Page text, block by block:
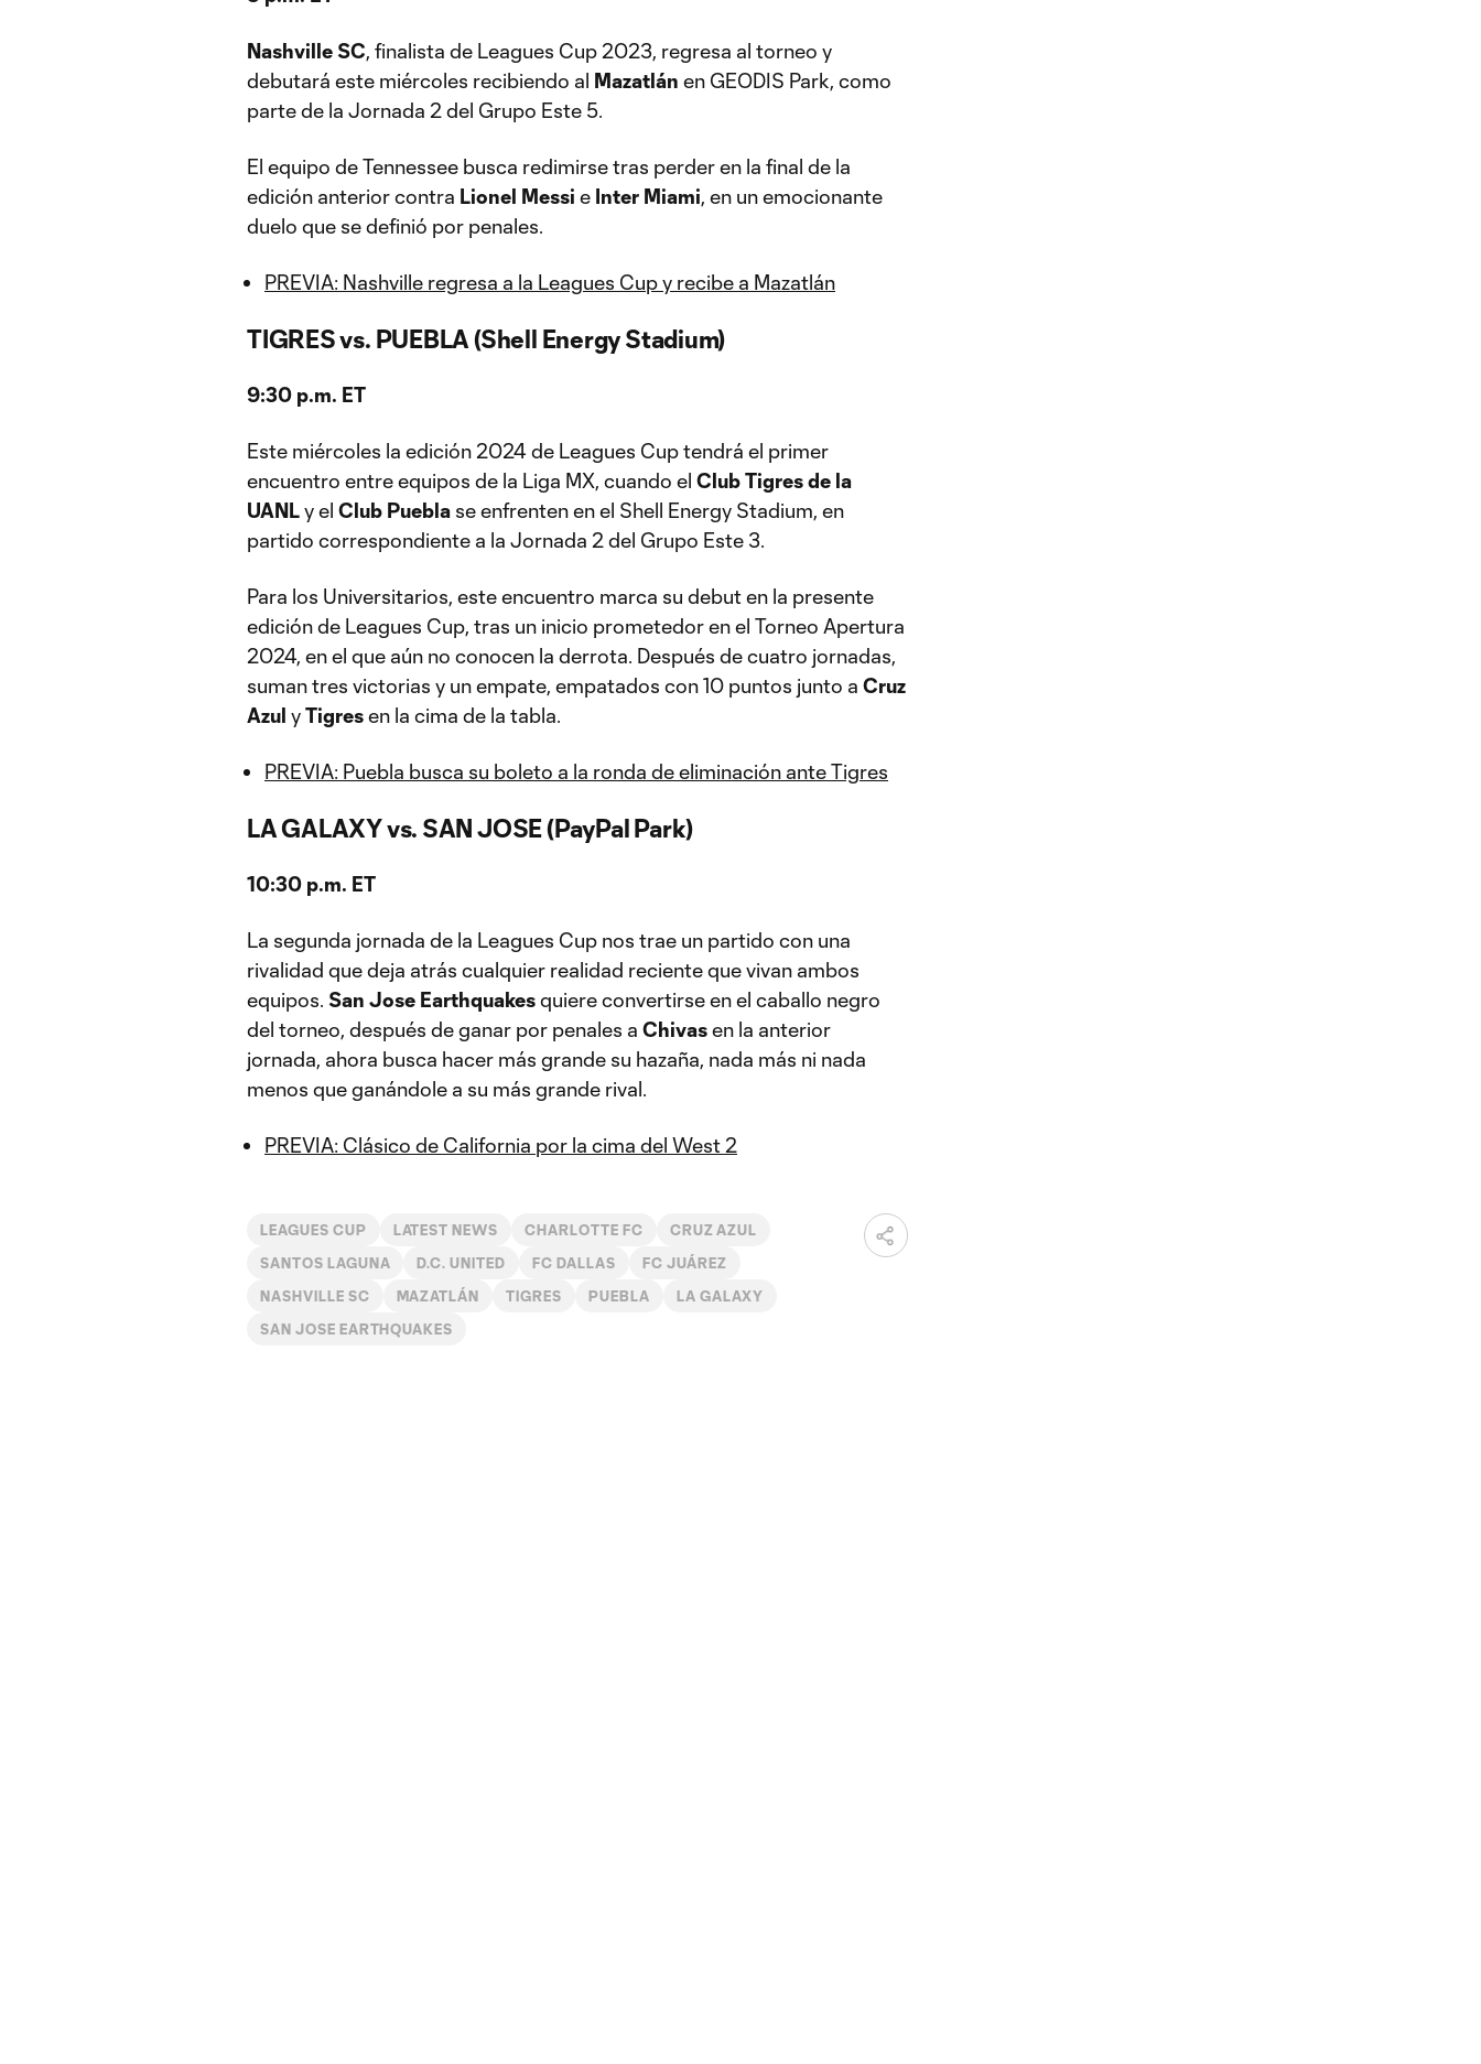
Nashville SC, finalista de Leagues Cup 2023, regresa al torneo y
debutará este miércoles recibiendo al Mazatlán en GEODIS Park, como
parte de la Jornada 2 del Grupo Este 5.
El equipo de Tennessee busca redimirse tras perder en la final de la
edición anterior contra Lionel Messi e Inter Miami, en un emocionante
duelo que se definió por penales.
PREVIA: Nashville regresa a la Leagues Cup y recibe a Mazatlán
TIGRES vs. PUEBLA (Shell Energy Stadium)
9:30 p.m. ET
Este miércoles la edición 2024 de Leagues Cup tendrá el primer
encuentro entre equipos de la Liga MX, cuando el Club Tigres de la
UANLy el Club Puebla se enfrenten en el Shell Energy Stadium, en
partido correspondiente a la Jornada 2 del Grupo Este 3.
Para los Universitarios, este encuentro marca su debut en la presente
edición de Leagues Cup, tras un inicio prometedor en el Torneo Apertura
2024, en el que aún no conocen la derrota. Después de cuatro jornadas,
suman tres victorias y un empate, empatados con 10 puntos junto a Cruz
Azul yTigresen la cima de la tabla.
PREVIA: Puebla busca su boleto a la ronda de eliminación ante Tigres
LA GALAXY vs. SAN JOSE (PayPal Park)
10:30 p.m. ET
La segunda jornada de la Leagues Cup nos trae un partido con una
rivalidad que deja atrás cualquier realidad reciente que vivan ambos
equipos. San Jose Earthquakesquiere convertirse en el caballo negro
del torneo, después de ganar por penales a Chivasen la anterior
jornada, ahora busca hacer más grande su hazaña, nada más ni nada
menos que ganándole a su más grande rival.
PREVIA: Clásico de California por la cima del West 2
LEAGUES CUP LATEST NEWS CHARLOTTE FC CRUZ AZUL
SANTOS LAGUNA D.C. UNITED FC DALLAS FC JUÁREZ
NASHVILLE SC MAZATLÁN TIGRES PUEBLA LA GALAXY
SAN JOSE EARTHQUAKES